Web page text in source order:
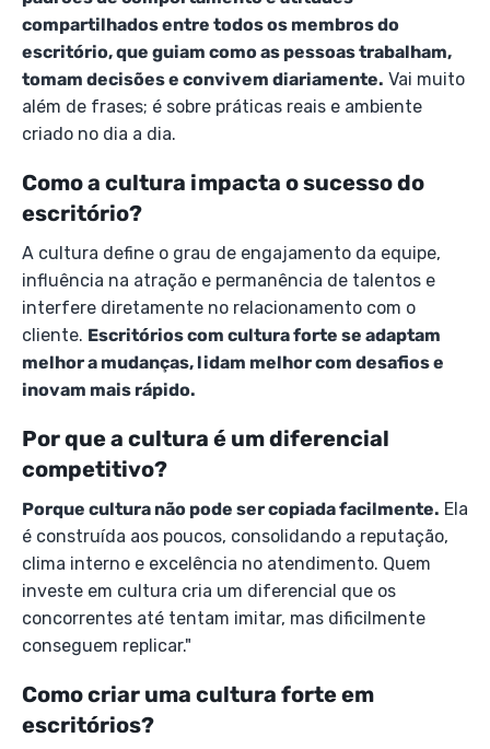
compartilhados entre todos os membros do
escritório, que guiam como as pessoas trabalham,
tomam decisões e convivem diariamente. Vai muito
além de frases; é sobre práticas reais e ambiente
criado no dia a dia.
Como a cultura impacta o sucesso do
escritório?
A cultura define o grau de engajamento da equipe,
influência na atração e permanência de talentos e
interfere diretamente no relacionamento com o
cliente. Escritórios com cultura forte se adaptam
melhor a mudanças, lidam melhor com desafios e
inovam mais rápido.
Por que a cultura é um diferencial
competitivo?
Porque cultura não pode ser copiada facilmente. Ela
é construída aos poucos, consolidando a reputação,
clima interno e excelência no atendimento. Quem
investe em cultura cria um diferencial que os
concorrentes até tentam imitar, mas dificilmente
conseguem replicar."
Como criar uma cultura forte em
escritórios?